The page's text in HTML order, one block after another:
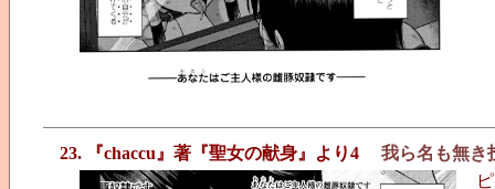
23. 『chaccu』著『聖女の献身』より4
我ら名も無き